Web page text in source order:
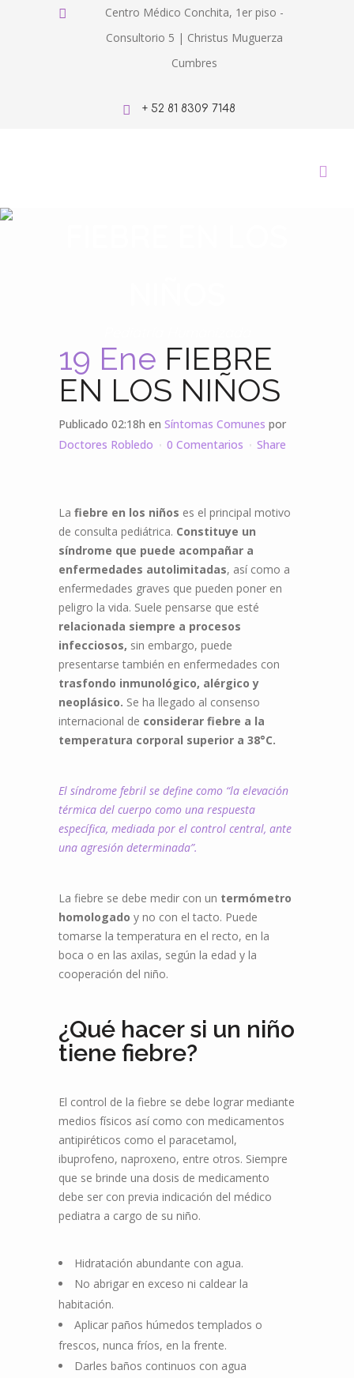
Centro Médico Conchita, 1er piso -
Consultorio 5 | Christus Muguerza
Cumbres
+ 52 81 8309 7148
19 Ene FIEBRE
EN LOS NIÑOS
Publicado 02:18h en Síntomas Comunes por
Doctores Robledo
0 Comentarios Share
La fiebre en los niños es el principal motivo
de consulta pediátrica. Constituye un
síndrome que puede acompañar a
enfermedades autolimitadas, así como a
enfermedades graves que pueden poner en
peligro la vida. Suele pensarse que esté
relacionada siempre a procesos
infecciosos, sin embargo, puede
presentarse también en enfermedades con
trasfondo inmunológico, alérgico y
neoplásico. Se ha llegado al consenso
internacional de considerar fiebre a la
temperatura corporal superior a 38°C.
El síndrome febril se define como “la elevación
térmica del cuerpo como una respuesta
específica, mediada por el control central, ante
una agresión determinada”.
La fiebre se debe medir con un termómetro
homologado y no con el tacto. Puede
tomarse la temperatura en el recto, en la
boca o en las axilas, según la edad y la
cooperación del niño.
¿Qué hacer si un niño
tiene fiebre?
El control de la fiebre se debe lograr mediante
medios físicos así como con medicamentos
antipiréticos como el paracetamol,
ibuprofeno, naproxeno, entre otros. Siempre
que se brinde una dosis de medicamento
debe ser con previa indicación del médico
pediatra a cargo de su niño.
Hidratación abundante con agua.
No abrigar en exceso ni caldear la
habitación.
Aplicar paños húmedos templados o
frescos, nunca fríos, en la frente.
Darles baños continuos con agua